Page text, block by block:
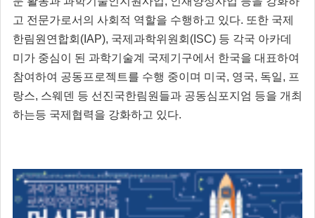
고 전문가로서의 사회적 역할을 수행하고 있다. 또한 국제
한림원연합회(IAP), 국제과학위원회(ISC) 등 각국 아카데
미가 중심이 된 과학기술계 국제기구에서 한국을 대표하여
참여하여 공동프로젝트를 수행 중이며 미국, 영국, 독일, 프
랑스, 스웨덴 등 선진국한림원들과 공동심포지엄 등을 개최
하는등 국제협력을 강화하고 있다.